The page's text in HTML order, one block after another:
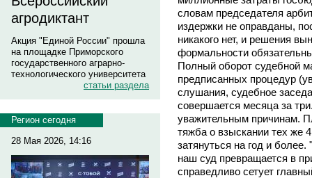
агродиктант
Акция "Единой России" прошла
на площадке Приморского
государственного аграрно-
технологического университета
статьи раздела
Регион сегодня
28 Мая 2026, 14:16
словам председателя
издержки не оправданы,
никакого нет, и решения
формальности
Полный оборот судебной
предписанных процедур
слушания, судебное
совершается месяца за
уважительным причинам.
тяжба о взыскании тех же
затянуться на год и
наш суд превращается в
справедливо сетует